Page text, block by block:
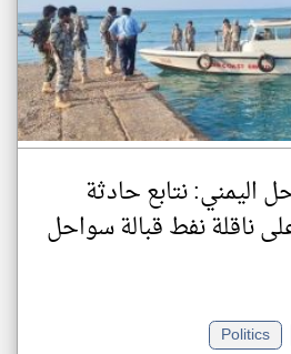
اليمني: نتابع حادثة
ناقلة نفط قبالة سواحل
Politics